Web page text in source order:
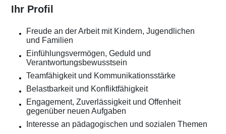
Ihr Profil
Freude an der Arbeit mit Kindern, Jugendlichen
und Familien
Einfühlungsvermögen, Geduld und
Verantwortungsbewusstsein
Teamfähigkeit und Kommunikationsstärke
Belastbarkeit und Konfliktfähigkeit
Engagement, Zuverlässigkeit und Offenheit
gegenüber neuen Aufgaben
Interesse an pädagogischen und sozialen Themen